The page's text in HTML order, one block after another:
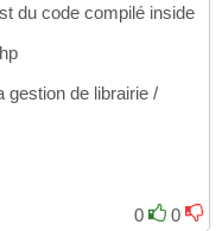
du code compilé inside
gestion de librairie /
0
0